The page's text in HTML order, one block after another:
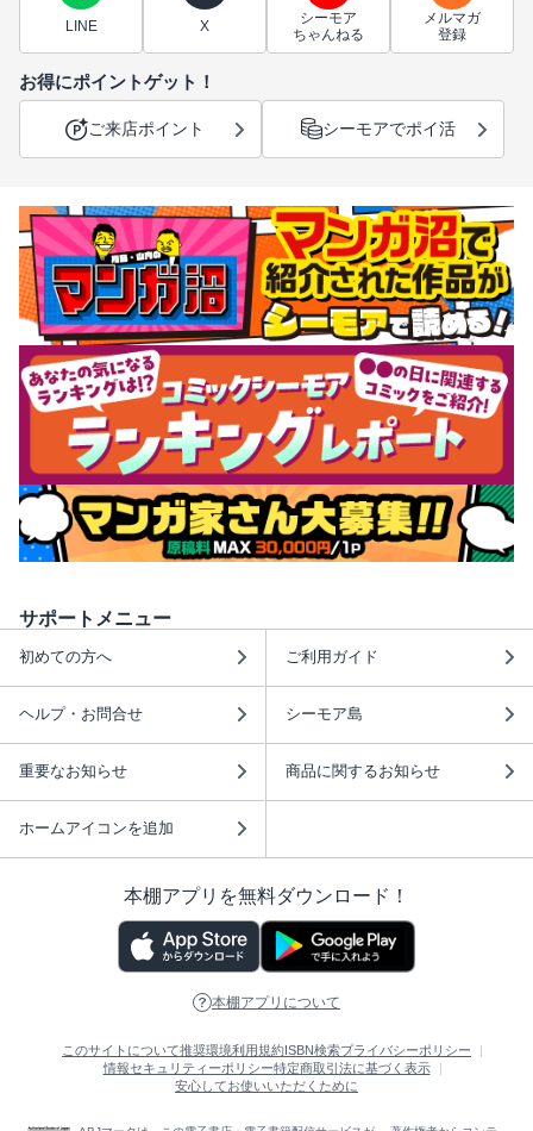
LINE X
シーモア
ちゃんねる
メルマガ
登録
お得にポイントゲット！
ご来店ポイント シーモアでポイ活
サポートメニュー
初めての方へ ご利用ガイド
ヘルプ・お問合せ シーモア島
重要なお知らせ 商品に関するお知らせ
ホームアイコンを追加
本棚アプリを無料ダウンロード！
本棚アプリについて
このサイトについて推奨環境利用規約ISBN検索プライバシーポリシー
情報セキュリティーポリシー特定商取引法に基づく表示
安心してお使いいただくために